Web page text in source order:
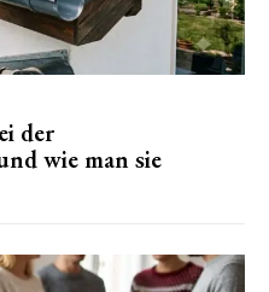
der
wie man sie